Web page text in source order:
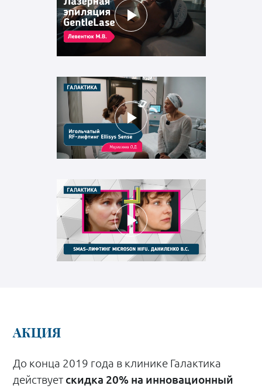
АКЦИЯ
До конца 2019 года в клинике Галактика
действует скидка 20% на инновационный